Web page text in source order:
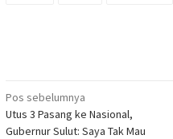
Navigasi
pos
Pos sebelumnya
Utus 3 Pasang ke Nasional,
Gubernur Sulut: Saya Tak Mau